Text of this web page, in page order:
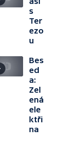
s
Ter
ezo
u
Bes
ed
a:
Zel
ená
ele
ktři
na